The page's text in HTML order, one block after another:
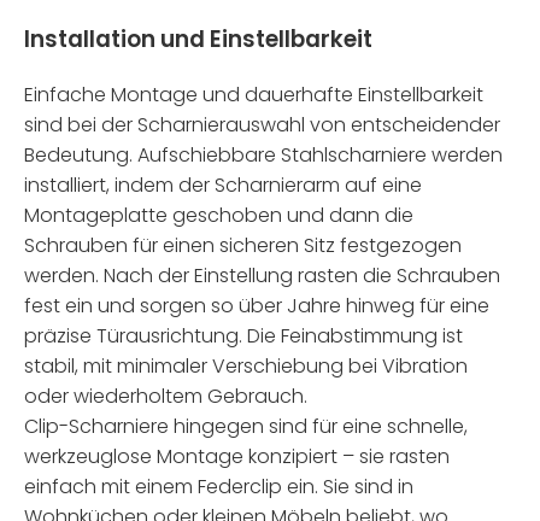
Installation und Einstellbarkeit
Einfache Montage und dauerhafte Einstellbarkeit
sind bei der Scharnierauswahl von entscheidender
Bedeutung. Aufschiebbare Stahlscharniere werden
installiert, indem der Scharnierarm auf eine
Montageplatte geschoben und dann die
Schrauben für einen sicheren Sitz festgezogen
werden. Nach der Einstellung rasten die Schrauben
fest ein und sorgen so über Jahre hinweg für eine
präzise Türausrichtung. Die Feinabstimmung ist
stabil, mit minimaler Verschiebung bei Vibration
oder wiederholtem Gebrauch.
Clip-Scharniere hingegen sind für eine schnelle,
werkzeuglose Montage konzipiert – sie rasten
einfach mit einem Federclip ein. Sie sind in